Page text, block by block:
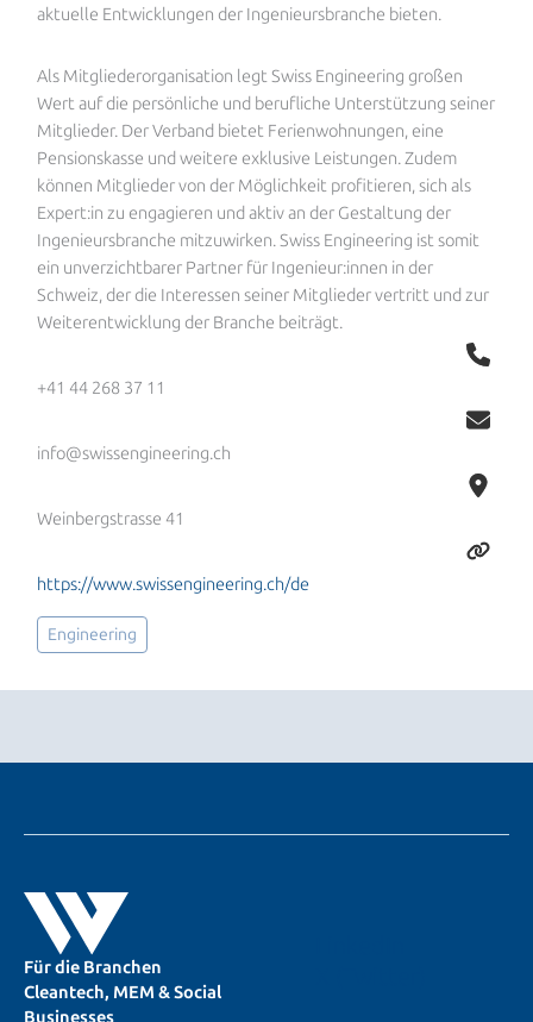
aktuelle Entwicklungen der Ingenieursbranche bieten.
Als Mitgliederorganisation legt Swiss Engineering großen
Wert auf die persönliche und berufliche Unterstützung seiner
Mitglieder. Der Verband bietet Ferienwohnungen, eine
Pensionskasse und weitere exklusive Leistungen. Zudem
können Mitglieder von der Möglichkeit profitieren, sich als
Expert:in zu engagieren und aktiv an der Gestaltung der
Ingenieursbranche mitzuwirken. Swiss Engineering ist somit
ein unverzichtbarer Partner für Ingenieur:innen in der
Schweiz, der die Interessen seiner Mitglieder vertritt und zur
Weiterentwicklung der Branche beiträgt.
+41 44 268 37 11
info@swissengineering.ch
Weinbergstrasse 41
https://www.swissengineering.ch/de
Engineering
Für die Branchen
Cleantech, MEM & Social
Businesses